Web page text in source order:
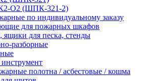
О2 (ШПК-321-2)
по индивидуальному заказу
для пожарных шкафов
для песка, стенды
разборные
полотна / асбестовые / кошма